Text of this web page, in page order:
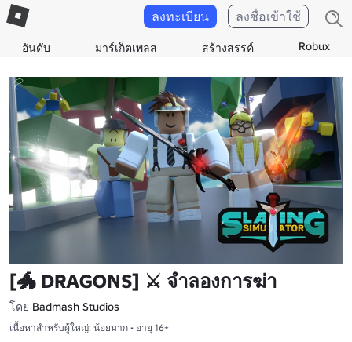
อันดับ มาร์เก็ตเพลส สร้างสรรค์ Robux
ลงทะเบียน ลงชื่อเข้าใช้
[🐲 DRAGONS] ⚔️ จําลองการฆ่า
โดย Badmash Studios
เนื้อหาสำหรับผู้ใหญ่: น้อยมาก • อายุ 16+